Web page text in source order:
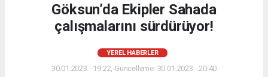
Göksun’da Ekipler Sahada
çalışmalarını sürdürüyor!
YEREL HABERLER
30.01.2023 - 19:22, Güncelleme: 30.01.2023 - 20:40